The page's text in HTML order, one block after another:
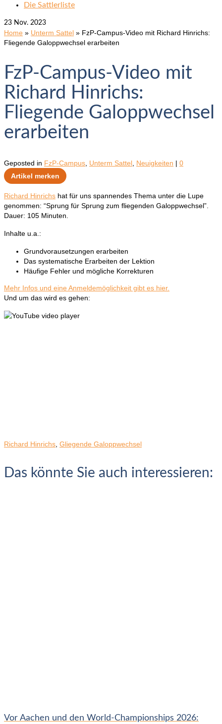
Die Sattlerliste
23 Nov. 2023
Home » Unterm Sattel » FzP-Campus-Video mit Richard Hinrichs:
Fliegende Galoppwechsel erarbeiten
FzP-Campus-Video mit
Richard Hinrichs:
Fliegende Galoppwechsel
erarbeiten
Geposted in FzP-Campus Unterm Sattel Neuigkeiten | 0
Artikel merken
Richard Hinrichs hat für uns spannendes Thema unter die Lupe
genommen: “Sprung für Sprung zum fliegenden Galoppwechsel”.
Dauer: 105 Minuten.
Inhalte u.a.:
Grundvorausetzungen erarbeiten
Das systematische Erarbeiten der Lektion
Häufige Fehler und mögliche Korrekturen
Mehr Infos und eine Anmeldemöglichkeit gibt es hier.
Und um das wird es gehen:
Richard Hinrichs Gliegende Galoppwechsel
Das könnte Sie auch interessieren:
Vor Aachen und den World-Championships 2026: